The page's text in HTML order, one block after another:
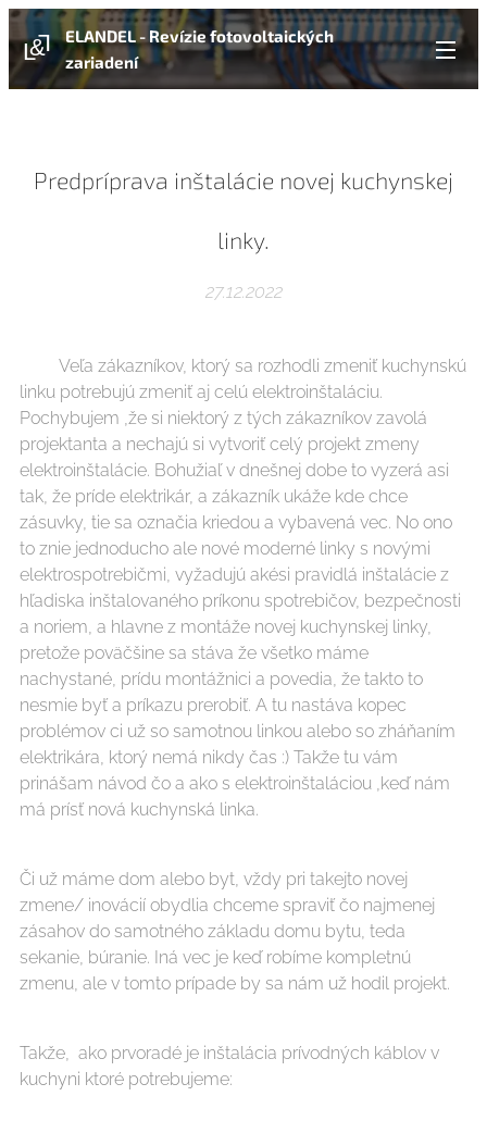
ELANDEL - Revízie fotovoltaických
zariadení
Predpríprava inštalácie novej kuchynskej
linky.
27.12.2022
Veľa zákazníkov, ktorý sa rozhodli zmeniť kuchynskú
linku potrebujú zmeniť aj celú elektroinštaláciu.
Pochybujem ,že si niektorý z tých zákazníkov zavolá
projektanta a nechajú si vytvoriť celý projekt zmeny
elektroinštalácie. Bohužiaľ v dnešnej dobe to vyzerá asi
tak, že príde elektrikár, a zákazník ukáže kde chce
zásuvky, tie sa označia kriedou a vybavená vec. No ono
to znie jednoducho ale nové moderné linky s novými
elektrospotrebičmi, vyžadujú akési pravidlá inštalácie z
hľadiska inštalovaného príkonu spotrebičov, bezpečnosti
a noriem, a hlavne z montáže novej kuchynskej linky,
pretože poväčšine sa stáva že všetko máme
nachystané, prídu montážnici a povedia, že takto to
nesmie byť a príkazu prerobiť. A tu nastáva kopec
problémov ci už so samotnou linkou alebo so zháňaním
elektrikára, ktorý nemá nikdy čas :) Takže tu vám
prinášam návod čo a ako s elektroinštaláciou ,keď nám
má prísť nová kuchynská linka.
Či už máme dom alebo byt, vždy pri takejto novej
zmene/ inovácií obydlia chceme spraviť čo najmenej
zásahov do samotného základu domu bytu, teda
sekanie, búranie. Iná vec je keď robíme kompletnú
zmenu, ale v tomto prípade by sa nám už hodil projekt.
Takže, ako prvoradé je inštalácia prívodných káblov v
kuchyni ktoré potrebujeme: